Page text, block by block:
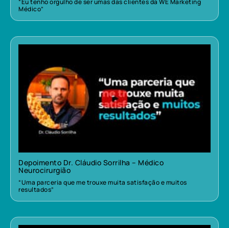
“Eu tenho orgulho de ser umas das clientes da WE Marketing
Médico”
Depoimento Dr. Cláudio Sorrilha – Médico
Neurocirurgião
“Uma parceria que me trouxe muita satisfação e muitos
resultados”